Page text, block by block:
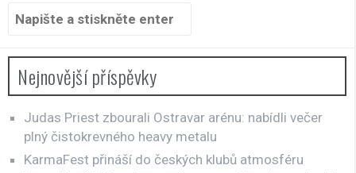
Hledat:
Nejnovější příspěvky
Judas Priest zbourali Ostravar arénu: nabídli večer
plný čistokrevného heavy metalu
KarmaFest přináší do českých klubů atmosféru